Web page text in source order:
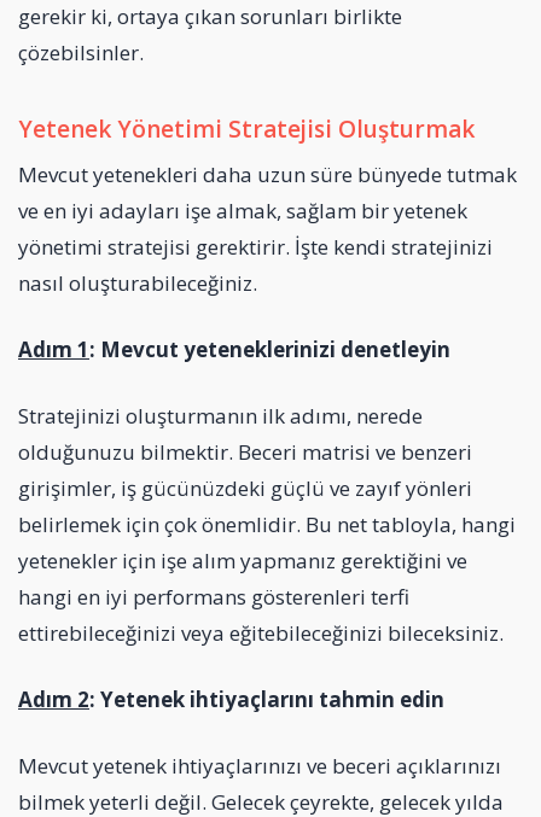
gerekir ki, ortaya çıkan sorunları birlikte
çözebilsinler.
Yetenek Yönetimi Stratejisi Oluşturmak
Mevcut yetenekleri daha uzun süre bünyede tutmak
ve en iyi adayları işe almak, sağlam bir yetenek
yönetimi stratejisi gerektirir. İşte kendi stratejinizi
nasıl oluşturabileceğiniz.
Adım 1: Mevcut yeteneklerinizi denetleyin
Stratejinizi oluşturmanın ilk adımı, nerede
olduğunuzu bilmektir. Beceri matrisi ve benzeri
girişimler, iş gücünüzdeki güçlü ve zayıf yönleri
belirlemek için çok önemlidir. Bu net tabloyla, hangi
yetenekler için işe alım yapmanız gerektiğini ve
hangi en iyi performans gösterenleri terfi
ettirebileceğinizi veya eğitebileceğinizi bileceksiniz.
Adım 2: Yetenek ihtiyaçlarını tahmin edin
Mevcut yetenek ihtiyaçlarınızı ve beceri açıklarınızı
bilmek yeterli değil. Gelecek çeyrekte, gelecek yılda